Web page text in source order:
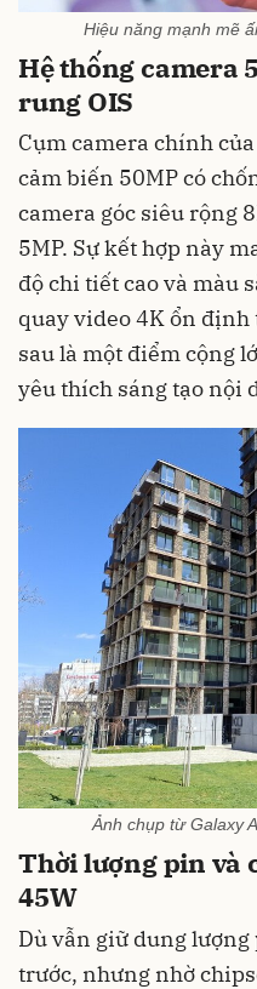
Hiệu năng mạnh mẽ
Hệ thống camera
rung OIS
Cụm camera chính
cảm biến 50MP có
camera góc siêu rộng
5MP. Sự kết hợp này
độ chi tiết cao và màu
quay video 4K ổn định
sau là một điểm cộng
yêu thích sáng tạo nội
Ảnh chụp từ Galaxy
Thời lượng pin và
45W
Dù vẫn giữ dung
trước, nhưng nhờ